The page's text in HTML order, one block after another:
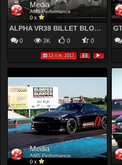
Media
AMS Performance
0 x
ALPHA VR38 BILLET BLOCK NOW AVAILABLE!
0 3K 0 0
13 ก.พ. 2017
Media
AMS Performance
0 x